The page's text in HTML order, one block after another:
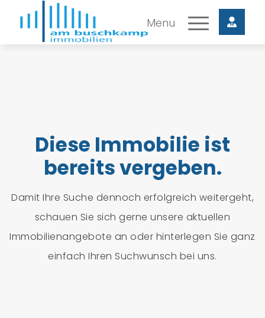
Diese Immobilie ist
bereits vergeben.
Damit Ihre Suche dennoch erfolgreich weitergeht,
schauen Sie sich gerne unsere aktuellen
Immobilienangebote an oder hinterlegen Sie ganz
einfach Ihren Suchwunsch bei uns.